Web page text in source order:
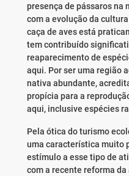
presença de pássaros na
com a evolução da
caça de aves está
tem contribuído
reaparecimento de
aqui. Por ser uma região
nativa abundante,
propícia para a
aqui, inclusive espécies
Pela ótica do turismo
uma característica muito
estímulo a esse tipo de
com a recente reforma